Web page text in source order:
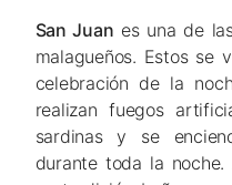
San Juan es una de
malagueños. Estos se
celebración de la
realizan fuegos
sardinas y se
durante toda la